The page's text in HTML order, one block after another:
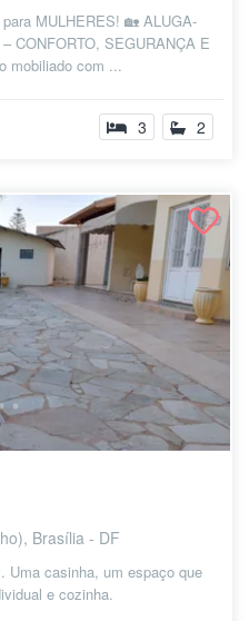
MULHERES! 🏡 ALUGA-
CONFORTO, SEGURANÇA E
mobiliado com ...
3 2
Brasília - DF
Uma casinha, um espaço que
e cozinha.